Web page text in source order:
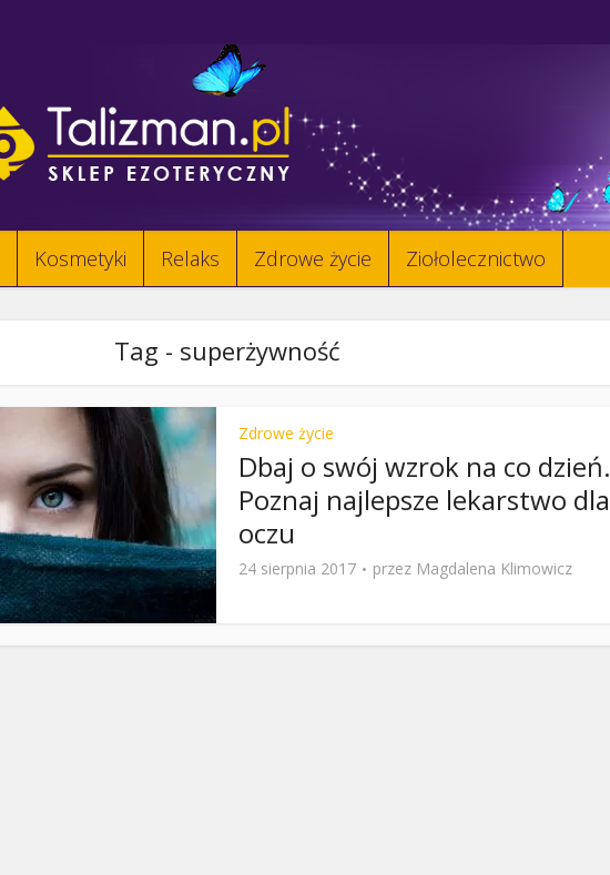
Kosmetyki Relaks Zdrowe życie Ziołolecznictwo
Tag - superżywność
Zdrowe życie
Dbaj o swój wzrok na co dzień.
Poznaj najlepsze lekarstwo dla
oczu
24 sierpnia 2017 przez Magdalena Klimowicz